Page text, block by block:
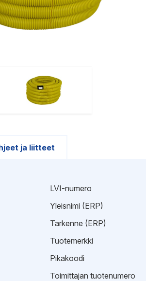
ja liitteet
LVI-numero
Yleisnimi (ERP)
Tarkenne (ERP)
Tuotemerkki
Pikakoodi
Toimittajan tuotenumero